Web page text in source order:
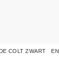
COLT ZWART